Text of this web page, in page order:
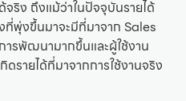
ริง ถึงแม้ว่าในปัจจุบันรายได้
พุ่งขึ้นมาจะมีที่มาจาก Sales
ารพัฒนามากขึ้นและผู้ใช้งาน
ดรายได้ที่มาจากการใช้งานจริง